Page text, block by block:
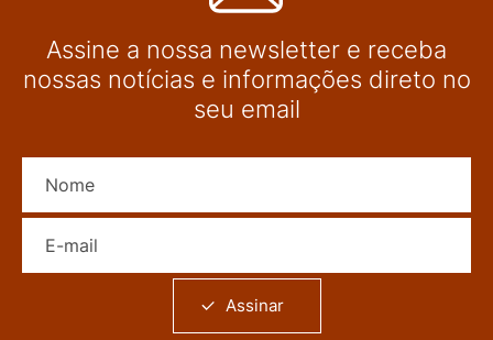
Assine a nossa newsletter e receba
nossas notícias e informações direto no
seu email
Assinar